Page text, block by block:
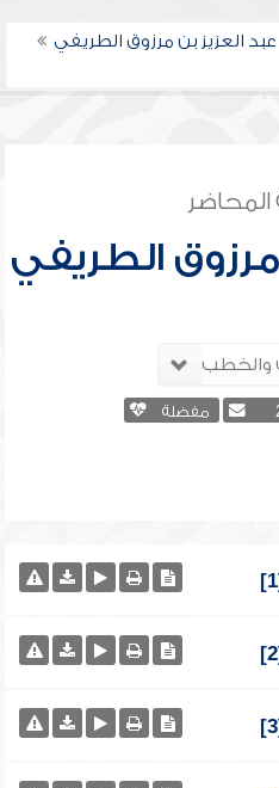
عبد العزيز بن مرزوق الطريفي
الطريفي
مفضلة